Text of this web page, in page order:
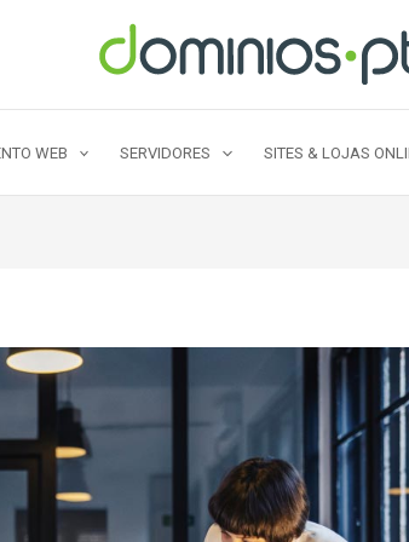
WEB SERVIDORES SITES & LOJAS